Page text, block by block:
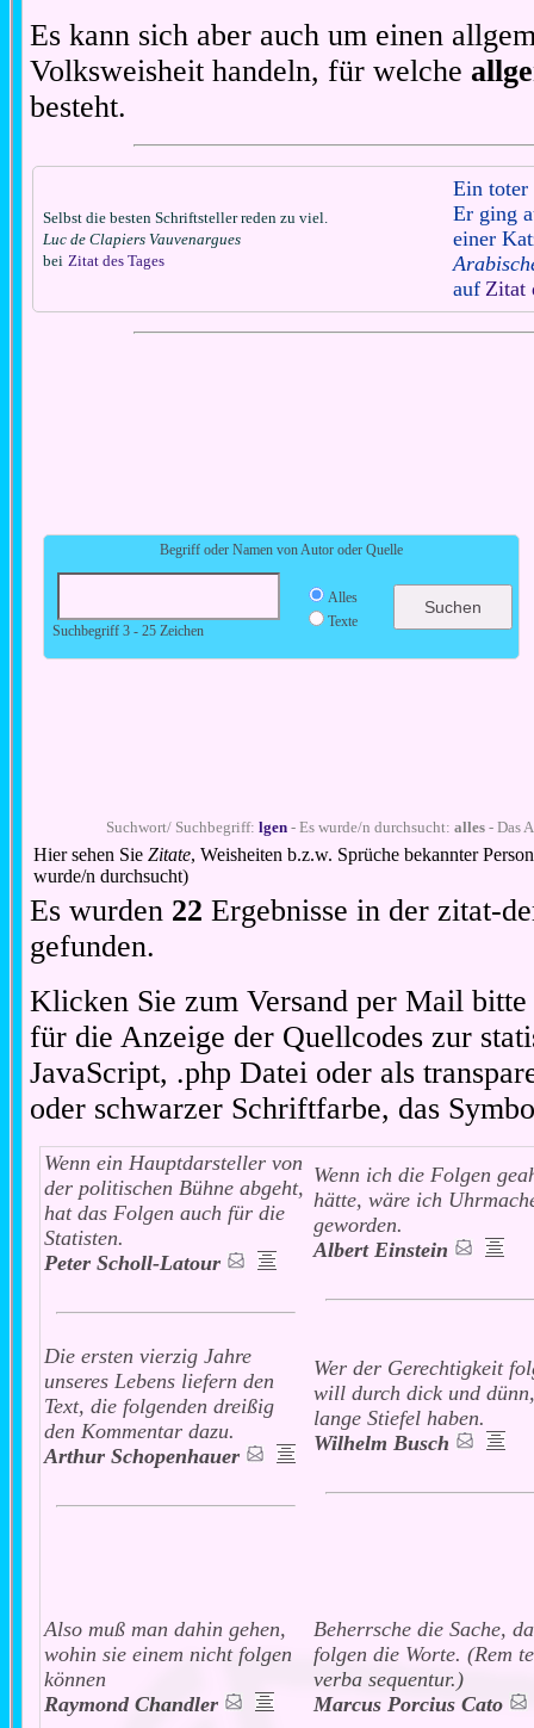
Es kann sich aber auch um einen
Volksweisheit handeln, für welche
besteht.
Selbst die besten Schriftsteller reden zu viel.
Luc de Clapiers Vauvenargues
bei Zitat des Tages
Ein toter
Er ging
einer
auf Zitat
Begriff oder Namen von Autor oder Quelle
Suchbegriff 3 - 25 Zeichen
Alles
Texte
Suchwort/ Suchbegriff:lgen - Es wurde/n durchsucht:alles - Das
Hier sehen SieZitate, Weisheiten b.z.w. Sprüche bekannter
wurde/n durchsucht)
Es wurden 22 Ergebnisse in der zitat-
gefunden.
Klicken Sie zum Versand per Mail
für die Anzeige der Quellcodes zur
JavaScript, .php Datei oder als
oder schwarzer Schriftfarbe, das
Wenn ein Hauptdarsteller von
der politischen Bühne abgeht,
hat das Folgen auch für die
Statisten.
Peter Scholl-Latour
Wenn ich die Folgen
hätte, wäre ich
geworden.
Albert Einstein
Die ersten vierzig Jahre
unseres Lebens liefern den
Text, die folgenden dreißig
den Kommentar dazu.
Arthur Schopenhauer
Wer der Gerechtigkeit
will durch dick und
lange Stiefel haben.
Wilhelm Busch
Also muß man dahin gehen,
wohin sie einem nicht folgen
können
Raymond Chandler
Beherrsche die Sache,
folgen die Worte. (Rem
verba sequentur.)
Marcus Porcius Cato